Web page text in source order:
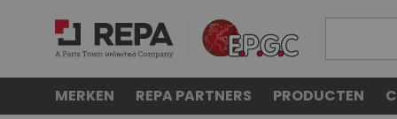
MERKEN REPA PARTNERS PRODUCTEN